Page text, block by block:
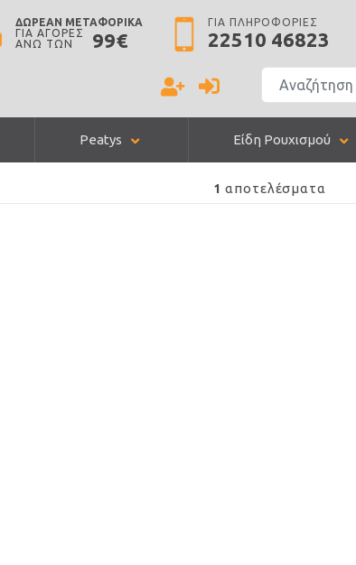
ΓΙΑ ΠΛΗΡΟΦΟΡΙΕΣ
22510 46823
ΔΩΡΕΑΝ ΜΕΤΑΦΟΡΙΚΑ
ΓΙΑ ΑΓΟΡΕΣ
ΑΝΩ ΤΩΝ
99€
Peatys Είδη Ρουχισμού
1 αποτελέσματα